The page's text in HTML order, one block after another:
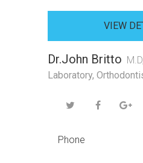
VIEW
Dr.John Britto
Laboratory,
Phone